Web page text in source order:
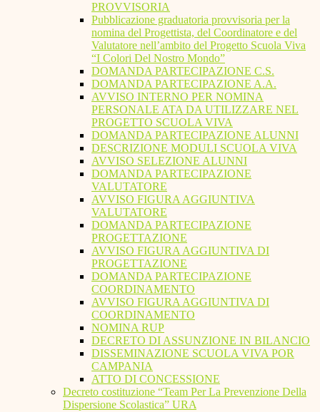
PROVVISORIA
Pubblicazione graduatoria provvisoria per la
nomina del Progettista, del Coordinatore e del
Valutatore nell’ambito del Progetto Scuola Viva
“I Colori Del Nostro Mondo”
DOMANDA PARTECIPAZIONE C.S.
DOMANDA PARTECIPAZIONE A.A.
AVVISO INTERNO PER NOMINA
PERSONALE ATA DA UTILIZZARE NEL
PROGETTO SCUOLA VIVA
DOMANDA PARTECIPAZIONE ALUNNI
DESCRIZIONE MODULI SCUOLA VIVA
AVVISO SELEZIONE ALUNNI
DOMANDA PARTECIPAZIONE
VALUTATORE
AVVISO FIGURA AGGIUNTIVA
VALUTATORE
DOMANDA PARTECIPAZIONE
PROGETTAZIONE
AVVISO FIGURA AGGIUNTIVA DI
PROGETTAZIONE
DOMANDA PARTECIPAZIONE
COORDINAMENTO
AVVISO FIGURA AGGIUNTIVA DI
COORDINAMENTO
NOMINA RUP
DECRETO DI ASSUNZIONE IN BILANCIO
DISSEMINAZIONE SCUOLA VIVA POR
CAMPANIA
ATTO DI CONCESSIONE
Decreto costituzione “Team Per La Prevenzione Della
Dispersione Scolastica” URA